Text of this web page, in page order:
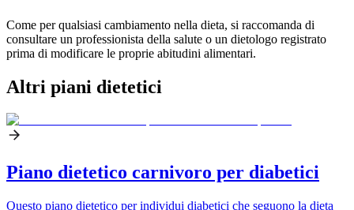
Come per qualsiasi cambiamento nella dieta, si raccomanda di
consultare un professionista della salute o un dietologo registrato
prima di modificare le proprie abitudini alimentari.
Altri piani dietetici
Piano dietetico carnivoro per diabetici
Questo piano dietetico per individui diabetici che seguono la dieta